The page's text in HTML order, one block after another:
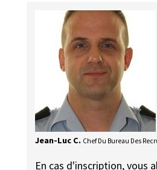
Jean-Luc C. Chef Du Bureau Des
En cas d'inscription, vous